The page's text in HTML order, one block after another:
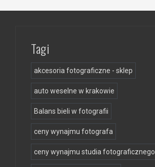
Tagi
akcesoria fotograficzne - sklep
auto weselne w krakowie
Balans bieli w fotografii
ceny wynajmu fotografa
ceny wynajmu studia fotograficznego